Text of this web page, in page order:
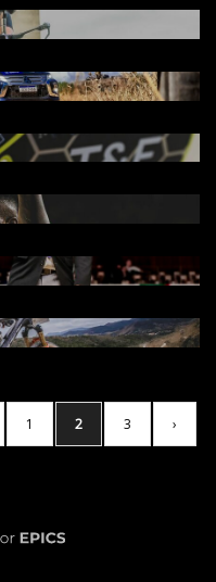
GO- 2024
TENNIS -
2024
BRASILEIRA
O PODER
JUDÔ
2024
1 2 3 ›